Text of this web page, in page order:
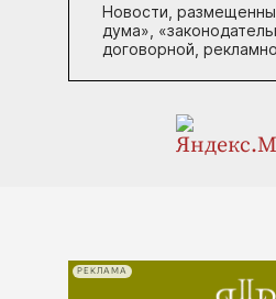
Новости,
дума»,
договорной,
РЕКЛАМА